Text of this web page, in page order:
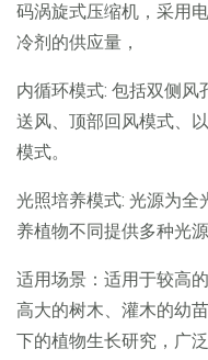
码涡旋式压缩机，采用
冷剂的供应量，
内循环模式: 包括双侧
送风、顶部回风模式、
模式。
光照培养模式: 光源为全
养植物不同提供多种光源
适用场景：适用于较高
高大的树木、灌木的幼
下的植物生长研究，广